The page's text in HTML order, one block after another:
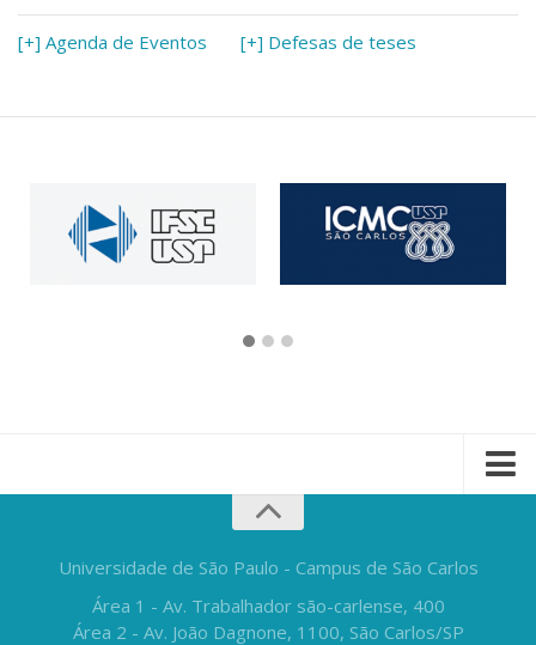
[+] Agenda de Eventos [+] Defesas de teses
Universidade de São Paulo - Campus de São Carlos
Área 1 - Av. Trabalhador são-carlense, 400
Área 2 - Av. João Dagnone, 1100, São Carlos/SP